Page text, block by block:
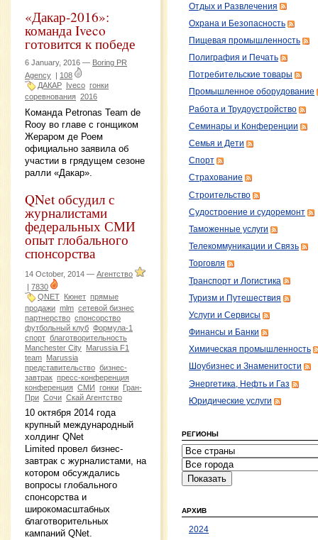
«Дакар-2016»:
команда Iveco
готовится к победе
6 January, 2016 — Boring PR
Agency
108
ДАКАР
Iveco гонки
соревнования 2016
Команда Petronas Team de
Rooy во главе с гонщиком
Жераром де Роем
официально заявила об
участии в грядущем сезоне
ралли «Дакар».
QNet обсудил с
журналистами
федеральных СМИ
опыт глобального
спонсорства
14 October, 2014 — Агентство
| 7830
QNET Кюнет прямые
продажи mlm сетевой бизнес
партнерство спонсорство
футбольный клуб Формула-1
спорт благотворительность
Manchester City Marussia F1
team Marussia
представительство бизнес-
завтрак пресс-конференция
конференция СМИ гонки Гран-
При Сочи Скай Агентство
10 октября 2014 года
крупный международный
холдинг QNet
Limited провел бизнес-
завтрак с журналистами, на
котором обсуждались
вопросы глобального
спонсорства и
широкомасштабных
благотворительных
кампаний QNet.
Отдых и Развлечения
Охрана и Безопасность
Пищевая промышленность
Полиграфия и Печать
Потребительские товары
Промышленное оборудование
Работа и Трудоустройство
Семинары и Конференции
Семья и Дети
Спорт
Страхование
Строительство
Судостроение и судоремонт
Таможенные услуги
Телекоммуникации и Связь
Торговля
Транспорт и Логистика
Туризм и Путешествия
Услуги и Сервисы
Финансы и Банки
Химическая промышленность
Шоубизнес и Знаменитости
Энергетика, Нефть и Газ
Юридические услуги
РЕГИОНЫ
АРХИВ
2024